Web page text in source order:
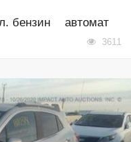
бензин автомат
3611